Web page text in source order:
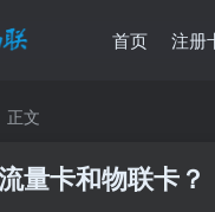
首页 注册
正文
量卡和物联卡？